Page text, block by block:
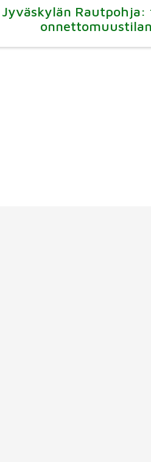
Jyväskylän